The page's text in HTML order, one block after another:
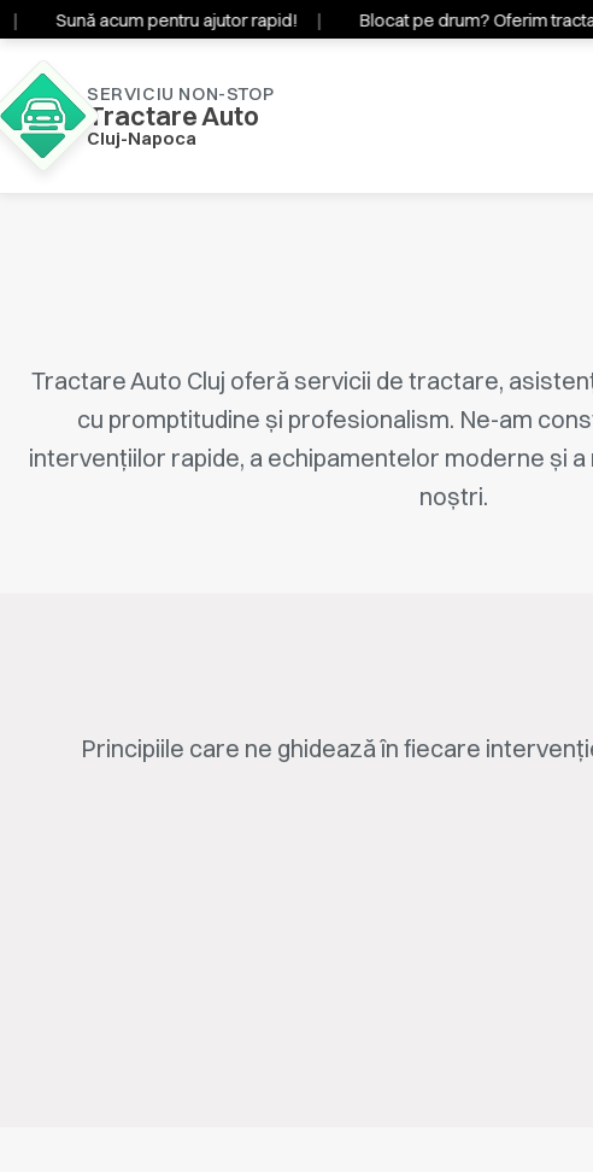
SERVICIU NON-STOP
Tractare Auto
Cluj-Napoca
Sună acum pentru ajutor rapid! Blocat pe drum? Oferim
Tractare Auto Cluj oferă servicii de tractare,
cu promptitudine și profesionalism. Ne-am
intervențiilor rapide, a echipamentelor moderne și
noștri.
Principiile care ne ghidează în fiecare